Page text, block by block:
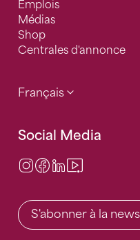
Emplois
Médias
Shop
Centrales d'annonce
Français
Social Media
Instagram
Facebook
LinkedIn
S'abonner à la